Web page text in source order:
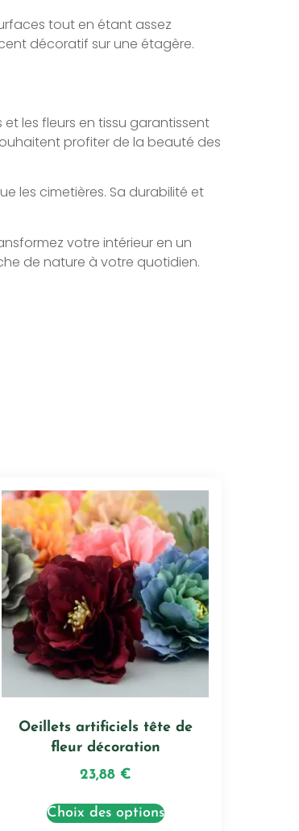
tout en étant assez
décoratif sur une étagère.
les fleurs en tissu garantissent
profiter de la beauté des
les cimetières. Sa durabilité et
votre intérieur en un
de nature à votre quotidien.
Oeillets artificiels tête de
fleur décoration
23,88 €
Choix des options